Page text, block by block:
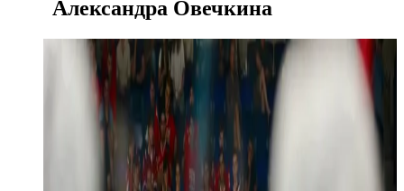
Александра Овечкина